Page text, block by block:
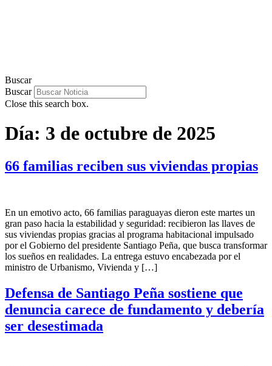
Buscar
Buscar
Close this search box.
Día: 3 de octubre de 2025
66 familias reciben sus viviendas propias
En un emotivo acto, 66 familias paraguayas dieron este martes un
gran paso hacia la estabilidad y seguridad: recibieron las llaves de
sus viviendas propias gracias al programa habitacional impulsado
por el Gobierno del presidente Santiago Peña, que busca transformar
los sueños en realidades. La entrega estuvo encabezada por el
ministro de Urbanismo, Vivienda y […]
Defensa de Santiago Peña sostiene que
denuncia carece de fundamento y debería
ser desestimada